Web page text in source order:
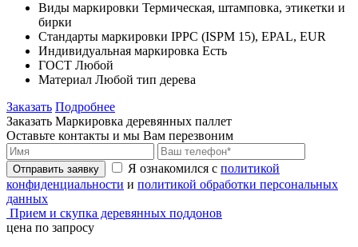
Виды маркировки Термическая, штамповка, этикетки и
бирки
Стандарты маркировки IPPC (ISPM 15), EPAL, EUR
Индивидуальная маркировка Есть
ГОСТ Любой
Материал Любой тип дерева
Заказать Подробнее
Заказать Маркировка деревянных паллет
Оставьте контакты и мы Вам перезвоним
Отправить заявку Я ознакомился с политикой
конфиденциальности и политикой обработки персональных
данных
Прием и скупка деревянных поддонов
цена по запросу